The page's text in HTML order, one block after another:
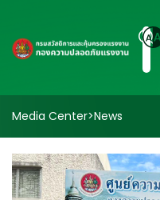
Media Center>News